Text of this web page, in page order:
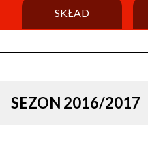
SKŁAD
SEZON 2016/2017